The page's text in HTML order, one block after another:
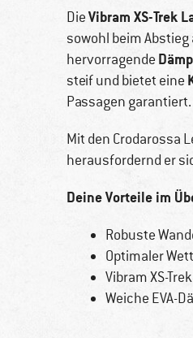
DieVibram XS-Trek
sowohl beim
hervorragende
steif und bietet eine
Passagen garantiert.
Mit den Crodarossa
herausfordernd er
Deine Vorteile im
Robuste
Optimaler
Vibram XS-
Weiche EVA-